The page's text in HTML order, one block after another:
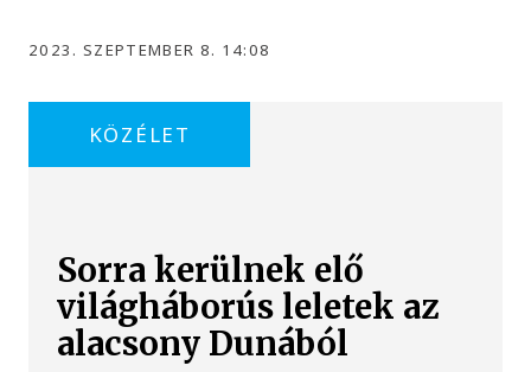
2023. SZEPTEMBER 8. 14:08
KÖZÉLET
Sorra kerülnek elő
világháborús leletek az
alacsony Dunából